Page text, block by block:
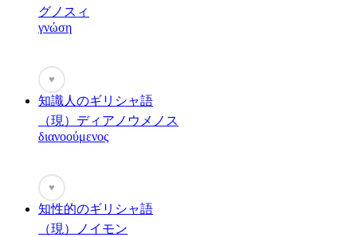
グノスィ
γνώση
♥
知識人のギリシャ語
（現）ディアノウメノス
διανοούμενος
♥
知性的のギリシャ語
（現）ノイモン